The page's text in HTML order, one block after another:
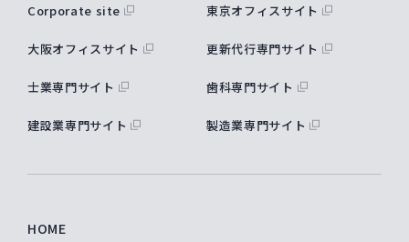
Corporate site 東京オフィスサイト
大阪オフィスサイト 更新代行専門サイト
士業専門サイト 歯科専門サイト
建設業専門サイト 製造業専門サイト
HOME